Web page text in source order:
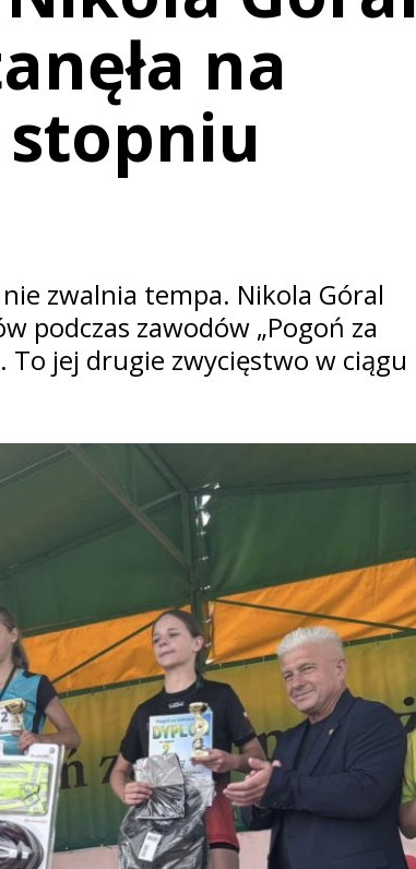
na
zwalnia tempa. Nikola Góral
podczas zawodów „Pogoń za
To jej drugie zwycięstwo w ciągu